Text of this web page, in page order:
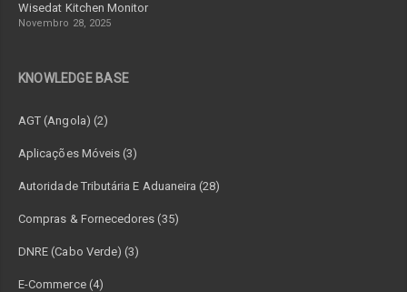
Wisedat Kitchen Monitor
Novembro 28, 2025
KNOWLEDGE BASE
AGT (Angola) (2)
Aplicações Móveis (3)
Autoridade Tributária E Aduaneira (28)
Compras & Fornecedores (35)
DNRE (Cabo Verde) (3)
E-Commerce (4)